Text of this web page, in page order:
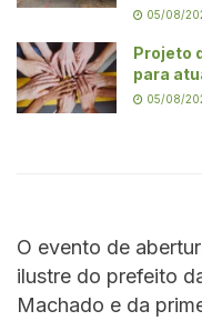
05/08/
Projeto
para
05/08/
O evento de
ilustre do prefeito
Machado e da